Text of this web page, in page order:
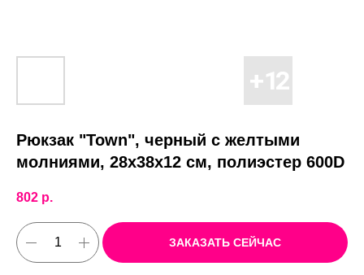
Рюкзак "Town", черный с желтыми
молниями, 28х38х12 см, полиэстер 600D
802 р.
ЗАКАЗАТЬ СЕЙЧАС